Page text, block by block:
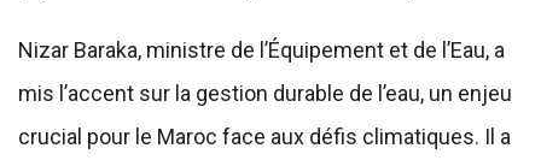
Nizar Baraka, ministre de l’Équipement et de l’Eau, a
mis l’accent sur la gestion durable de l’eau, un enjeu
crucial pour le Maroc face aux défis climatiques. Il a